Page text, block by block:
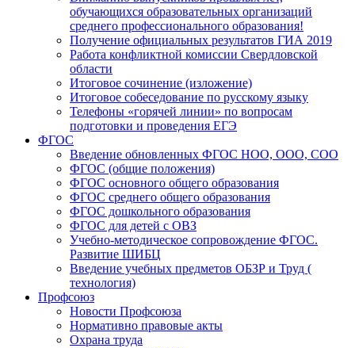
обучающихся образовательных организаций
среднего профессионального образования!
Получение официальных результатов ГИА 2019
Работа конфликтной комиссии Свердловской
области
Итоговое сочинение (изложение)
Итоговое собеседование по русскому языку
Телефоны «горячей линии» по вопросам
подготовки и проведения ЕГЭ
ФГОС
Введение обновленных ФГОС НОО, ООО, СОО
ФГОС (общие положения)
ФГОС основного общего образования
ФГОС среднего общего образования
ФГОС дошкольного образования
ФГОС для детей с ОВЗ
Учебно-методическое сопровождение ФГОС.
Развитие ШИБЦ
Введение учебных предметов ОБЗР и Труд (
технология)
Профсоюз
Новости Профсоюза
Нормативно правовые акты
Охрана труда